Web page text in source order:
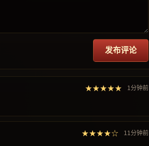
发布评论
★★★★★ 1分钟前
★★★★☆ 11分钟前